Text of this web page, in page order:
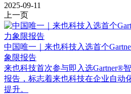
2025-09-11
上一页
中国唯一｜来也科技入选首个
象限报告
来也科技首次参与即入选Gartner®
报告，标志着来也科技在企业自动
提升。